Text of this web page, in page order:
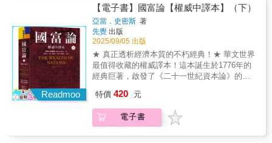
家庭常買的商品與服務是否變貴；NFP（非農
就業報告）透露美國就業市場強弱，CPI高、
NFP強，央行可能升息為經濟降溫，股市往往
急跌。■想聞對投資市場的風向和情緒→看
VIX、國債殖利率（參見第4、第9課）VIX（波
動率指數，即恐慌指數）反映市場是否超賣、
是否過熱；十年期國債殖利率反映未來景氣、
長期通膨預期，VIX 高，表示市場避險情緒升
溫，十年期國債殖利率跌，表示市場預期景氣
這麼多經濟指標？→作者獨創EMFECA 模型
（參見第12課）運用 E（Economy 經濟）、
M（Monetary Policy貨幣政策）、F（Fiscal
為經濟學可以提供我們線索。理解這些不理性
的面向，對於商業推廣、行銷廣告非常有幫
助；對管理員工、掌握人心很有效果；對自我
實現、自我導正可以加速達成目標！行為經濟
學不僅有助於商業行銷，也能讓我們的生活變
得更充實。本書介紹13種理論、22種心理現
象、8個成功行銷案例、4種實戰應用、2項自我
默，保證讓你秒懂……原來人人都會掉入非理
性陷阱的「行為經濟學」！
創業者、政策制定者，或是對這個世界感到迷
惘的旁觀者，現在，正是時候重新打開《國富
論》，唯有理解經濟思想的起源，我們才能更
清晰地看見未來。國家的富強，從來不是靠築
牆設限、以關稅懲罰外人，而是仰賴自由交
換、分工合作與互利貿易的力量。《國富論》
讓我們認清：市場不是零和遊戲，而是一場眾
人共贏的創造過程。即使是現今龐大複雜的社
會，其運作方式仍依循《國富論》所提出的原
的經濟變局裡，這部真正透析經濟本質的不朽
經典，冷靜、理性地提出了能看清長遠大局的
觀點，教會我們抵抗短視近利的政策誘惑，理
Readmoo
【電子書】國富論【權威中譯本】（下）
亞當．史密斯 著
先覺 出版
2025/09/05 出版
★ 真正透析經濟本質的不朽經典！★ 華文世界
最值得收藏的權威譯本！這本誕生於1776年的
經典巨著，啟發了《二十一世紀資本論》的誕
性、揭露國家與市場互動關係的深刻著作！川
普可能沒讀過《國富論》，但如今全世界都該
讀一讀了！亞當．史密斯早在250年前就教會我
特價 420 元
電子書